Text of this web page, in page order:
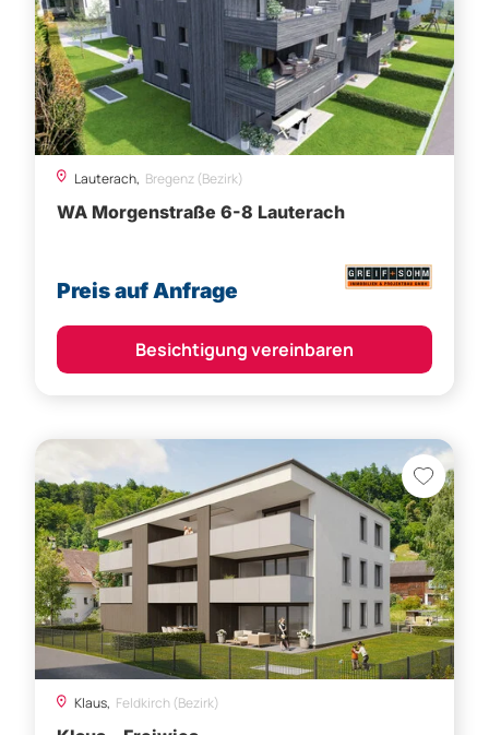
Lauterach, Bregenz (Bezirk)
WA Morgenstraße 6-8 Lauterach
Besichtigung vereinbaren
Klaus,Feldkirch (Bezirk)
Klaus - Freiwies